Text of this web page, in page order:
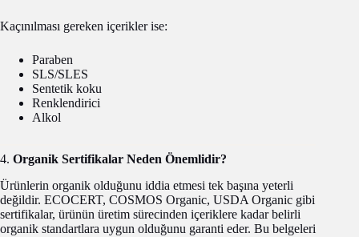
Kaçınılması gereken içerikler ise:
Paraben
SLS/SLES
Sentetik koku
Renklendirici
Alkol
4. Organik Sertifikalar Neden Önemlidir?
Ürünlerin organik olduğunu iddia etmesi tek başına yeterli
değildir. ECOCERT, COSMOS Organic, USDA Organic gibi
sertifikalar, ürünün üretim sürecinden içeriklere kadar belirli
organik standartlara uygun olduğunu garanti eder. Bu belgeleri